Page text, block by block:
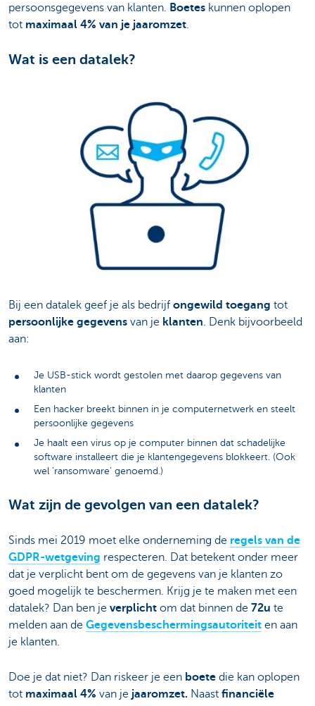
persoonsgegevens van klanten. Boetes kunnen oplopen
tot maximaal 4% van je jaaromzet.
Wat is een datalek?
Bij een datalek geef je als bedrijf ongewild toegang tot
persoonlijke gegevens van je klanten. Denk bijvoorbeeld
aan:
Je USB-stick wordt gestolen met daarop gegevens van
klanten
Een hacker breekt binnen in je computernetwerk en steelt
persoonlijke gegevens
Je haalt een virus op je computer binnen dat schadelijke
software installeert die je klantengegevens blokkeert. (Ook
wel 'ransomware' genoemd.)
Wat zijn de gevolgen van een datalek?
Sinds mei 2019 moet elke onderneming de regels van de
GDPR-wetgeving respecteren. Dat betekent onder meer
dat je verplicht bent om de gegevens van je klanten zo
goed mogelijk te beschermen. Krijg je te maken met een
datalek? Dan ben je verplicht om dat binnen de 72u te
melden aan de Gegevensbeschermingsautoriteit en aan
je klanten.
Doe je dat niet? Dan riskeer je een boete die kan oplopen
tot maximaal 4% van je jaaromzet. Naast financiële